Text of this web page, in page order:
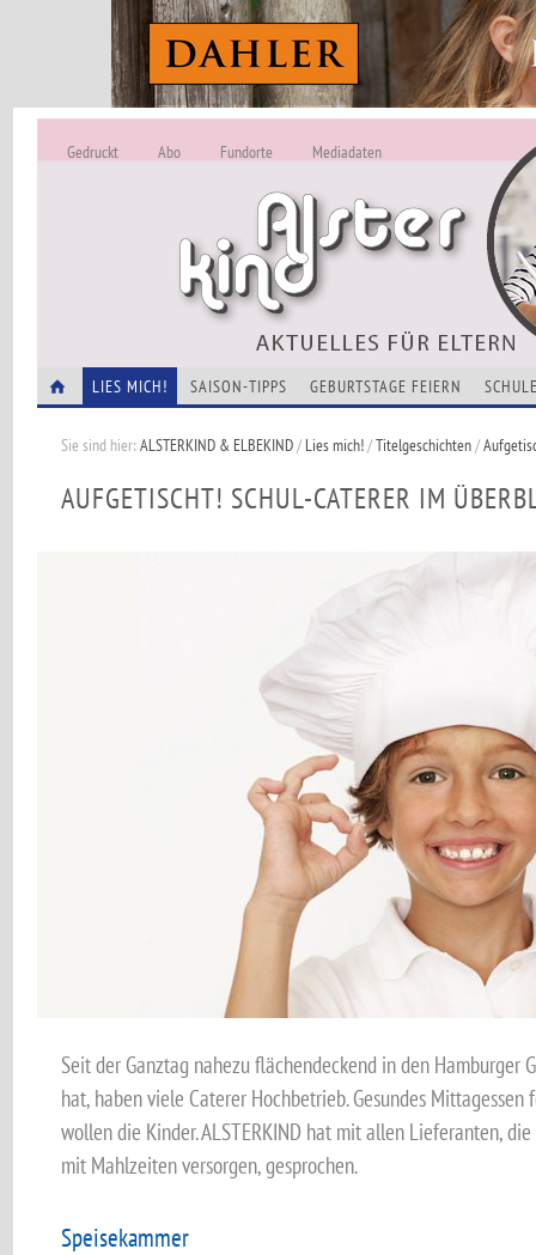
ALSTERKIND -
Alles Neu
Gedruckt Abo Fundorte Mediadaten
LIES MICH! SAISON-TIPPS GEBURTSTAGE FEIERN
Sie sind hier:ALSTERKIND & ELBEKIND/Lies mich!/Titelgeschichten/
AUFGETISCHT! SCHUL-CATERER IM
Seit der Ganztag nahezu flächendeckend in den Hamburger
hat, haben viele Caterer Hochbetrieb. Gesundes Mittagessen
wollen die Kinder. ALSTERKIND hat mit allen Lieferanten,
mit Mahlzeiten versorgen, gesprochen.
Speisekammer